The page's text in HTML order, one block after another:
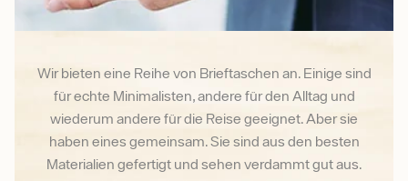
Wir bieten eine Reihe von Brieftaschen an. Einige sind
für echte Minimalisten, andere für den Alltag und
wiederum andere für die Reise geeignet. Aber sie
haben eines gemeinsam. Sie sind aus den besten
Materialien gefertigt und sehen verdammt gut aus.